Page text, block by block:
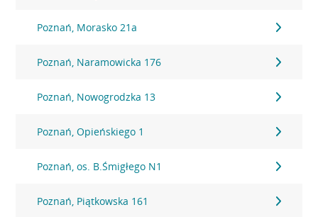
Poznań, Morasko 21a
Poznań, Naramowicka 176
Poznań, Nowogrodzka 13
Poznań, Opieńskiego 1
Poznań, os. B.Śmigłego N1
Poznań, Piątkowska 161